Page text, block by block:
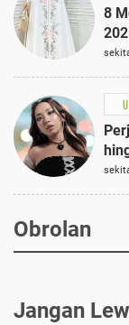
8
Obrolan
Jangan